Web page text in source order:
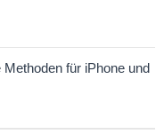
für iPhone und